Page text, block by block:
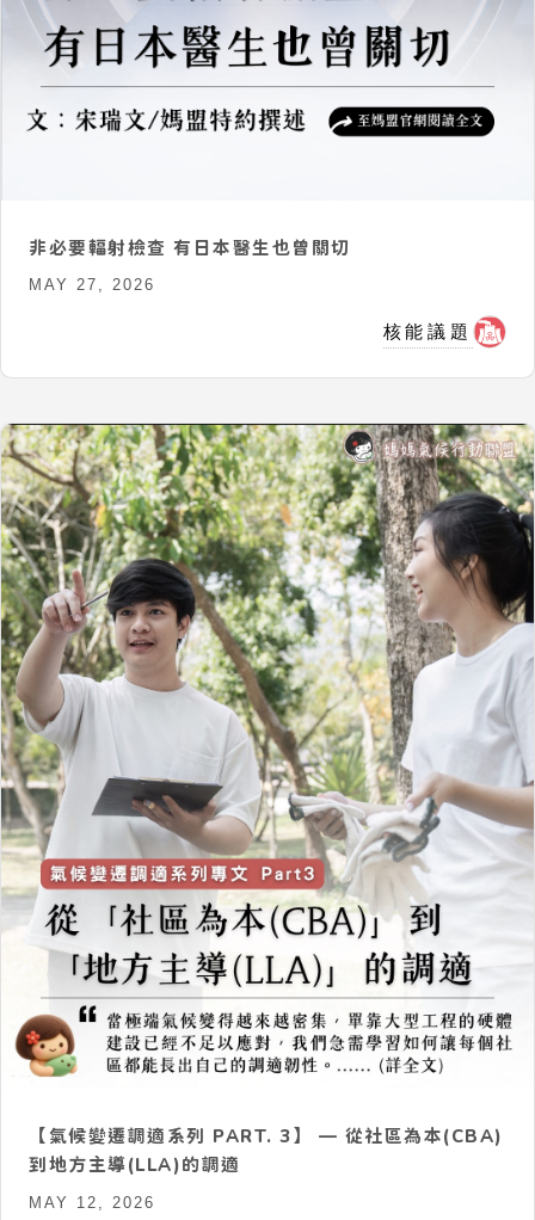
非必要輻射檢查 有日本醫生也曾關切
MAY 27, 2026
核能議題
【氣候變遷調適系列 PART. 3】 — 從社區為本(CBA)
到地方主導(LLA)的調適
MAY 12, 2026